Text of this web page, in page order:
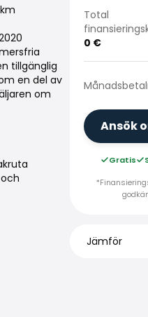
tillgänglig
en del av
om
Total
0 €
Ansök
Gratis
Jämför